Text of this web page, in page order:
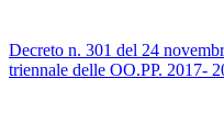
Decreto n. 301 del 24
triennale delle OO.PP. 2017-